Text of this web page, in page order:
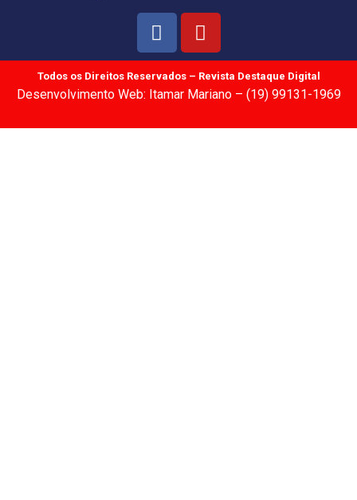
Todos os Direitos Reservados – Revista Destaque Digital
Desenvolvimento Web: Itamar Mariano – (19) 99131-1969